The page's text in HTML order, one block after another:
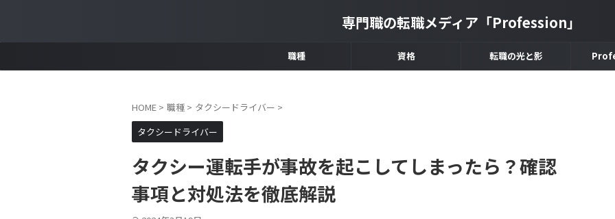
専門職の転職メディア「Profession」
職種 資格 転職の光と影
HOME > 職種 > タクシードライバー >
タクシードライバー
タクシー運転手が事故を起こしてしまったら？確認
事項と対処法を徹底解説